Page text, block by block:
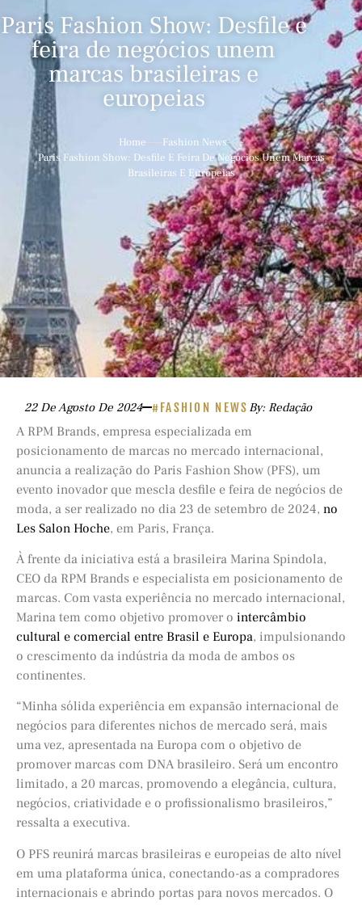
Paris Fashion Show: Desfile e
feira de negócios unem
marcas brasileiras e
europeias
Home
Fashion News
Paris Fashion Show: Desfile E Feira De Negócios Unem Marcas
Brasileiras E Europeias
22 De Agosto De 2024 #FASHION NEWS By: Redação
A RPM Brands, empresa especializada em
posicionamento de marcas no mercado internacional,
anuncia a realização do Paris Fashion Show (PFS), um
evento inovador que mescla desfile e feira de negócios de
moda, a ser realizado no dia 23 de setembro de 2024, no
Les Salon Hoche, em Paris, França.
À frente da iniciativa está a brasileira Marina Spindola,
CEO da RPM Brands e especialista em posicionamento de
marcas. Com vasta experiência no mercado internacional,
Marina tem como objetivo promover o intercâmbio
cultural e comercial entre Brasil e Europa, impulsionando
o crescimento da indústria da moda de ambos os
continentes.
“Minha sólida experiência em expansão internacional de
negócios para diferentes nichos de mercado será, mais
uma vez, apresentada na Europa com o objetivo de
promover marcas com DNA brasileiro. Será um encontro
limitado, a 20 marcas, promovendo a elegância, cultura,
negócios, criatividade e o profissionalismo brasileiros,”
ressalta a executiva.
O PFS reunirá marcas brasileiras e europeias de alto nível
em uma plataforma única, conectando-as a compradores
internacionais e abrindo portas para novos mercados. O